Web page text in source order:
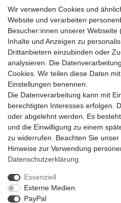
Widerrufs­recht
Wir verwenden Cookies und
Website und verarbeiten
Besucher:innen unserer Webseite
Inhalte und Anzeigen zu
Drittanbietern einzubinden oder
analysieren. Die
Cookies. Wir teilen diese Daten
Einstellungen benennen.
Die Datenverarbeitung kann mit
berechtigten Interesses erfolgen.
oder abgelehnt werden. Es
und die Einwilligung zu einem
zu widerrufen. Beachten Sie unser
Hinweise zur Verwendung
Daten­schutz­erklärung
Essenziell
Externe Medien
PayPal